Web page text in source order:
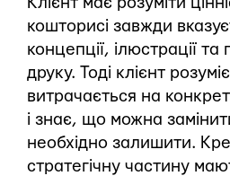
кошторисі завжди
концепції, ілюстрації та
друку. Тоді клієнт
витрачається на
і знає, що можна
необхідно залишити.
стратегічну частину